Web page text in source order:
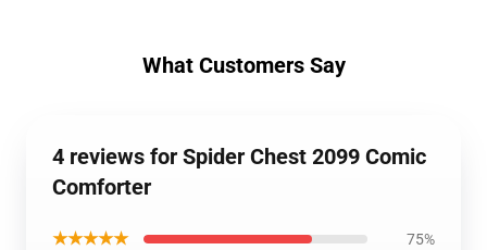
What Customers Say
4 reviews for Spider Chest 2099 Comic
Comforter
★★★★★ 75%